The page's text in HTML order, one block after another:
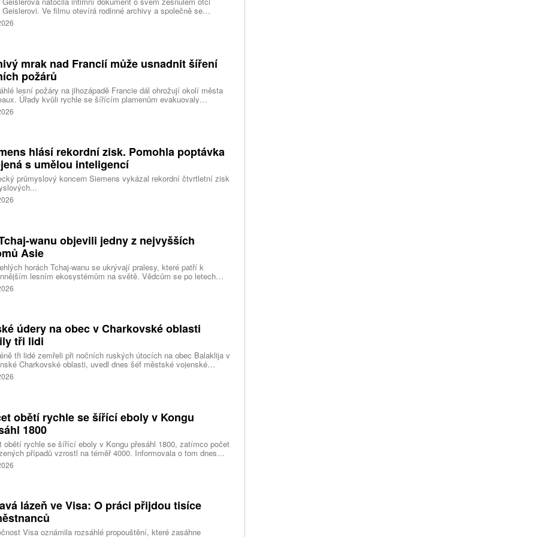
Geislerovi. Ve filmu otevírá rodinné archivy a společně se
Aňou skládá portrét talentovaného muže, který měl v sobě
i temnější stránku.
mrak nad Francií může usnadnit šíření
požárů
lesní požáry na jihozápadě Francie dál ohrožují okolí města
Úřady kvůli rychle se šířícím plamenům evakuovaly
lidí a nevylučují ani další rozšiřování bezpečnostních
Hasiči zároveň čelí neobvyklému jevu, který podle nich
hlásí rekordní zisk. Pomohla poptávka
s umělou inteligencí
průmyslový koncern Siemens vykázal rekordní čtvrtletní zisk
wanu objevili jedny z nejvyšších
Asie
horách Tchaj-wanu se ukrývají pralesy, které patří k
lesním ekosystémům na světě. Vědcům se po letech
pátrání podařilo objevit jedli tchajwanskou vysokou 84,1
která je dnes považována za nejvyšší známý strom ve
údery na obec v Charkovské oblasti
tři lidi
tři lidé zemřeli při nočních ruských útocích na obec Balaklija v
Charkovské oblasti, uvedl dnes šéf městské vojenské
Vitalij Karabanov. Ukrajinské letectvo ráno oznámilo, že Rusko
útočilo na Ukrajinu čtyřmi střelami a 101 bezpilotními letouny,
obětí rychle se šířící eboly v Kongu
1800
obětí rychle se šířící eboly v Kongu přesáhl 1800, zatímco počet
případů vzrostl na téměř 4000. Informovala o tom dnes
Reuters s odkazem na konžské úřady.
lázeň ve Visa: O práci přijdou tisíce
Visa oznámila rozsáhlé propouštění, které zasáhne